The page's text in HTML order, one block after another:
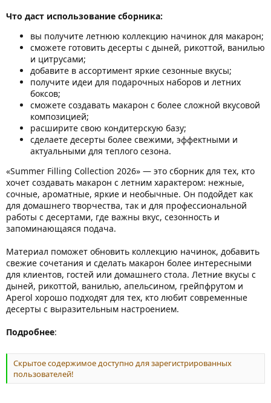
Что даст использование сборника:
вы получите летнюю коллекцию начинок для макарон;
сможете готовить десерты с дыней, рикоттой, ванилью
и цитрусами;
добавите в ассортимент яркие сезонные вкусы;
получите идеи для подарочных наборов и летних
боксов;
сможете создавать макарон с более сложной вкусовой
композицией;
расширите свою кондитерскую базу;
сделаете десерты более свежими, эффектными и
актуальными для теплого сезона.
«Summer Filling Collection 2026» — это сборник для тех, кто
хочет создавать макарон с летним характером: нежные,
сочные, ароматные, яркие и необычные. Он подойдет как
для домашнего творчества, так и для профессиональной
работы с десертами, где важны вкус, сезонность и
запоминающаяся подача.
Материал поможет обновить коллекцию начинок, добавить
свежие сочетания и сделать макарон более интересными
для клиентов, гостей или домашнего стола. Летние вкусы с
дыней, рикоттой, ванилью, апельсином, грейпфрутом и
Aperol хорошо подходят для тех, кто любит современные
десерты с выразительным настроением.
Подробнее:
Скрытое содержимое доступно для зарегистрированных
пользователей!